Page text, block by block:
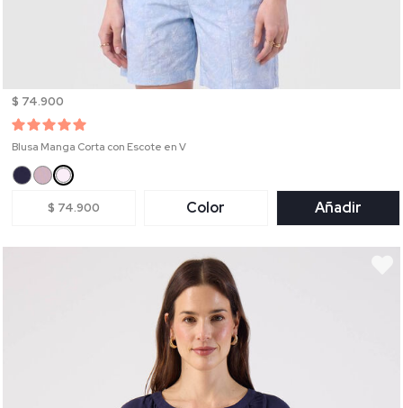
$ 74.900
Blusa Manga Corta con Escote en V
$ 74.900 Color Añadir